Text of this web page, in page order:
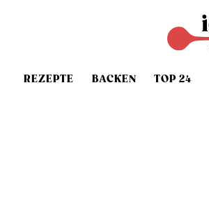
REZEPTE BACKEN TOP 24